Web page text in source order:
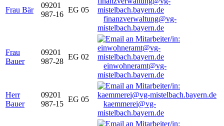
Frau Bär
09201
987-16
EG 05
finanzverwaltung@vg-
mistelbach.bayern.de
Frau
Bauer
09201
987-28
EG 02
einwohneramt@vg-
mistelbach.bayern.de
Herr
Bauer
09201
987-15
EG 05
kaemmerei@vg-
mistelbach.bayern.de